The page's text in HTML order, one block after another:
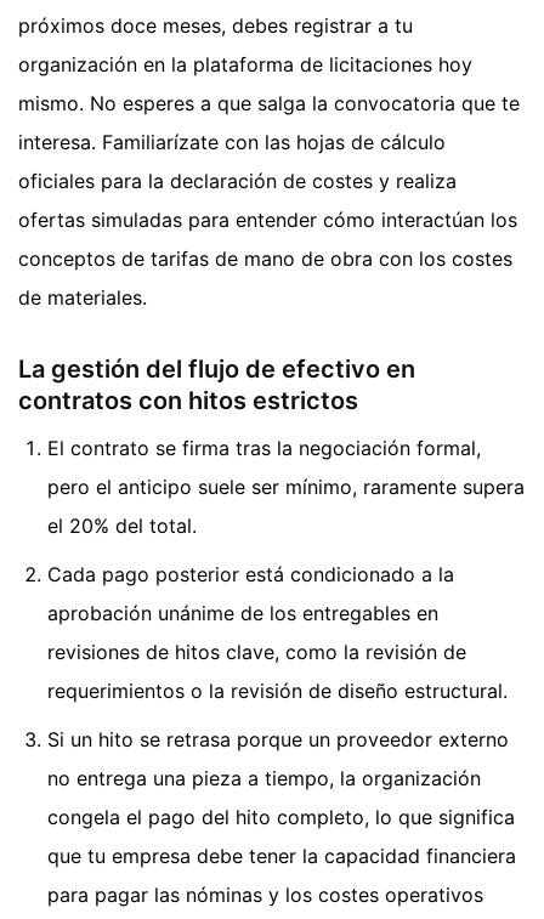
próximos doce meses, debes registrar a tu
organización en la plataforma de licitaciones hoy
mismo. No esperes a que salga la convocatoria que te
interesa. Familiarízate con las hojas de cálculo
oficiales para la declaración de costes y realiza
ofertas simuladas para entender cómo interactúan los
conceptos de tarifas de mano de obra con los costes
de materiales.
La gestión del flujo de efectivo en
contratos con hitos estrictos
El contrato se firma tras la negociación formal,
pero el anticipo suele ser mínimo, raramente supera
el 20% del total.
Cada pago posterior está condicionado a la
aprobación unánime de los entregables en
revisiones de hitos clave, como la revisión de
requerimientos o la revisión de diseño estructural.
Si un hito se retrasa porque un proveedor externo
no entrega una pieza a tiempo, la organización
congela el pago del hito completo, lo que significa
que tu empresa debe tener la capacidad financiera
para pagar las nóminas y los costes operativos